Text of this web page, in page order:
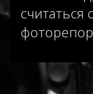
считаться